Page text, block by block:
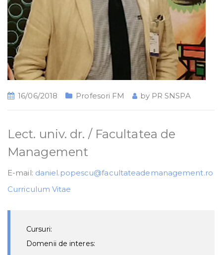
16/06/2018 Profesori FM by PR SNSPA
Lect. univ. dr. / Facultatea de
Management
E-mail: daniel.popescu@facultateademanagement.ro
Curriculum Vitae
Cursuri:
Domenii de interes: